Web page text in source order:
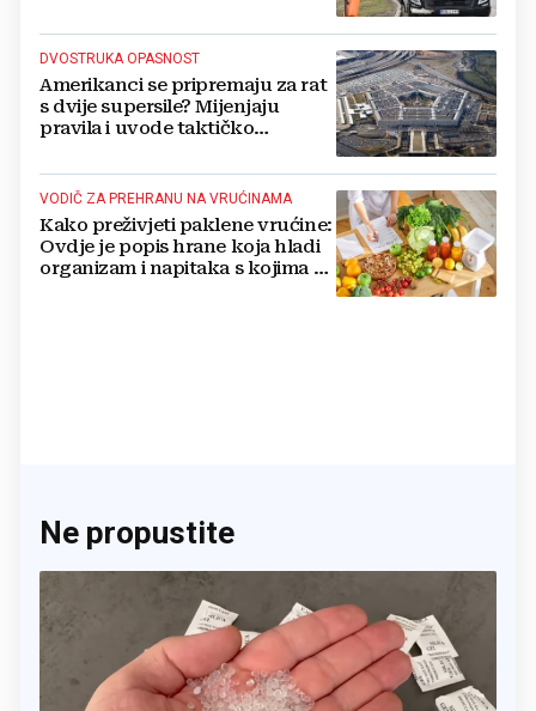
DVOSTRUKA OPASNOST
Amerikanci se pripremaju za rat
s dvije supersile? Mijenjaju
pravila i uvode taktičko
VODIČ ZA PREHRANU NA VRUĆINAMA
Kako preživjeti paklene vrućine:
Ovdje je popis hrane koja hladi
organizam i napitaka s kojima si
Ne propustite